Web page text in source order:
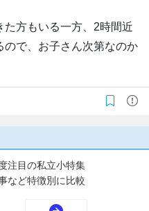
方もいる一方、2時間近
ので、お子さん次第なのか